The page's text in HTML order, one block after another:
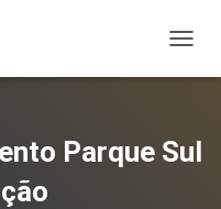
L
N
Parque Sul